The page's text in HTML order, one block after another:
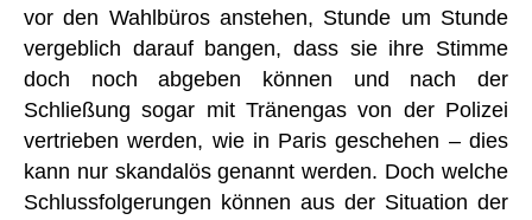
vor den Wahlbüros anstehen, Stunde um Stunde
vergeblich darauf bangen, dass sie ihre Stimme
doch noch abgeben können und nach der
Schließung sogar mit Tränengas von der Polizei
vertrieben werden, wie in Paris geschehen – dies
kann nur skandalös genannt werden. Doch welche
Schlussfolgerungen können aus der Situation der